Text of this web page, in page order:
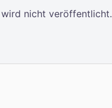
nicht veröffentlicht.